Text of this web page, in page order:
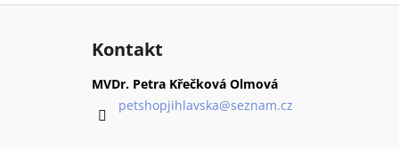
Z
Kontakt
MVDr. Petra Křečková Olmová
petshopjihlavska@seznam.cz